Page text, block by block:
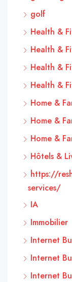
golf
Health &
Health &
Health &
Health &
Home &
Home &
Home &
Hôtels &
https://
services/
IA
Immobilier
Internet
Internet
Internet